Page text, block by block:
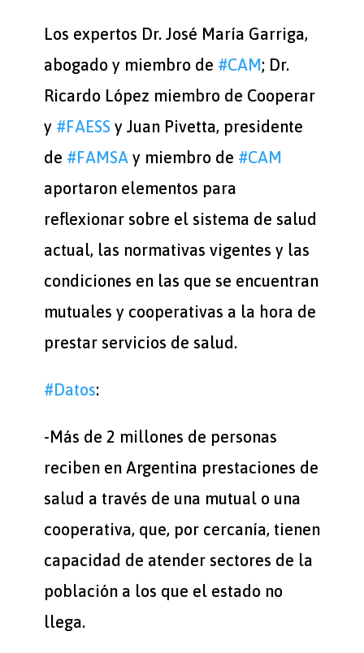
Los expertos Dr. José María Garriga,
abogado y miembro de #CAM; Dr.
Ricardo López miembro de Cooperar
y #FAESSy Juan Pivetta, presidente
de #FAMSAy miembro de #CAM
aportaron elementos para
reflexionar sobre el sistema de salud
actual, las normativas vigentes y las
condiciones en las que se encuentran
mutuales y cooperativas a la hora de
prestar servicios de salud.
#Datos:
-Más de 2 millones de personas
reciben en Argentina prestaciones de
salud a través de una mutual o una
cooperativa, que, por cercanía, tienen
capacidad de atender sectores de la
población a los que el estado no
llega.